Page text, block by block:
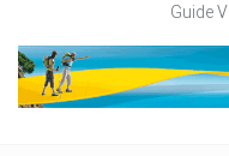
Guide